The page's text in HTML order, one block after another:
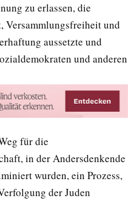
zu erlassen, die
Versammlungsfreiheit und
aussetzte und
und anderen
für die
in der Andersdenkende
wurden, ein Prozess,
der Juden